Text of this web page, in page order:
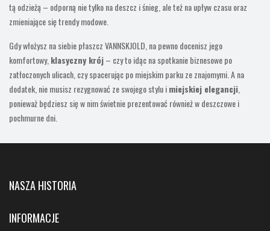
tą odzieżą – odporną nie tylko na deszcz i śnieg, ale też na upływ czasu oraz
zmieniające się trendy modowe.
Gdy włożysz na siebie płaszcz VANNSKJOLD, na pewno docenisz jego
komfortowy, klasyczny krój– czy to idąc na spotkanie biznesowe po
zatłoczonych ulicach, czy spacerując po miejskim parku ze znajomymi. A na
dodatek, nie musisz rezygnować ze swojego stylu imiejskiej elegancji
ponieważ będziesz się w nim świetnie prezentować również w deszczowe i
pochmurne dni.
NASZA HISTORIA
INFORMACJE